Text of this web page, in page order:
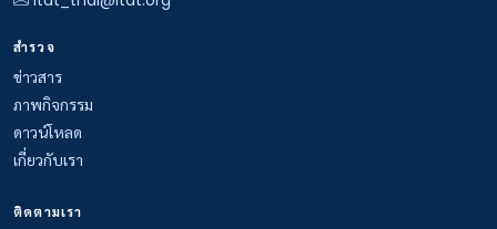
สำรวจ
ข่าวสาร
ภาพกิจกรรม
ดาวน์โหลด
เกี่ยวกับเรา
ติดตามเรา